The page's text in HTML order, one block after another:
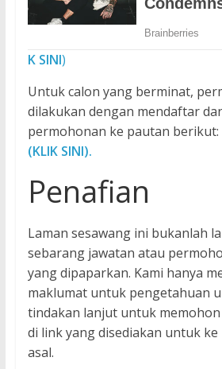
KSINI)
Untuk calon yang berminat,
dilakukan dengan mendaftar
permohonan ke pautan berikut:
(KLIK SINI).
Penafian
Laman sesawang ini bukanlah
sebarang jawatan atau
yang dipaparkan. Kami hanya
maklumat untuk pengetahuan
tindakan lanjut untuk
di link yang disediakan untuk ke
asal.